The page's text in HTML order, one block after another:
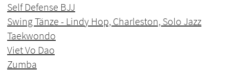
Self Defense BJJ
Swing Tänze - Lindy Hop, Charleston, Solo Jazz
Taekwondo
Viet Vo Dao
Zumba